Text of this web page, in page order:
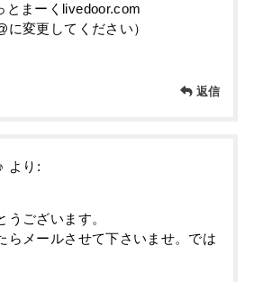
とまーくlivedoor.com
に変更してください）
返信
より:
うございます。
らメールさせて下さいませ。では